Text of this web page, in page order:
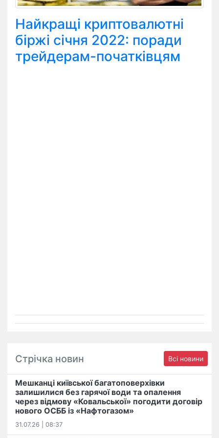
Найкращі криптовалютні
біржі січня 2022: поради
трейдерам-початківцям
Стрічка новин Всі новини
Мешканці київської багатоповерхівки
залишилися без гарячої води та опалення
через відмову «Ковальської» погодити договір
нового ОСББ із «Нафтогазом»
31.07.26 | 08:37